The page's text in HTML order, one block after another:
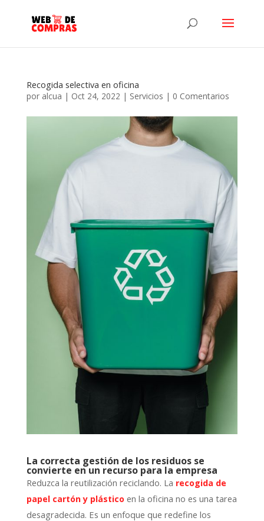
Recogida selectiva en oficina
por alcua | Oct 24, 2022 | Servicios | 0 Comentarios
La correcta gestión de los residuos se
convierte en un recurso para la empresa
Reduzca la reutilización reciclando. La recogida de
papel cartón y plásticoen la oficina no es una tarea
desagradecida. Es un enfoque que redefine los